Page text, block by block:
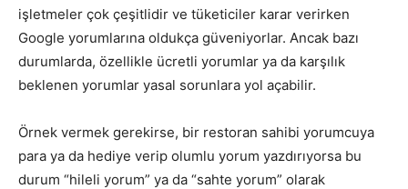
işletmeler çok çeşitlidir ve tüketiciler karar verirken
Google yorumlarına oldukça güveniyorlar. Ancak bazı
durumlarda, özellikle ücretli yorumlar ya da karşılık
beklenen yorumlar yasal sorunlara yol açabilir.
Örnek vermek gerekirse, bir restoran sahibi yorumcuya
para ya da hediye verip olumlu yorum yazdırıyorsa bu
durum “hileli yorum” ya da “sahte yorum” olarak